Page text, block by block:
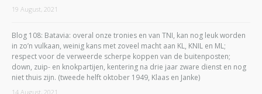
19 August, 2021
Blog 108: Batavia: overal onze tronies en van TNI, kan nog leuk worden
in zo’n vulkaan, weinig kans met zoveel macht aan KL, KNIL en ML;
respect voor de verweerde scherpe koppen van de buitenposten;
down, zuip- en knokpartijen, kentering na drie jaar zware dienst en nog
niet thuis zijn. (tweede helft oktober 1949, Klaas en Janke)
14 August, 2021